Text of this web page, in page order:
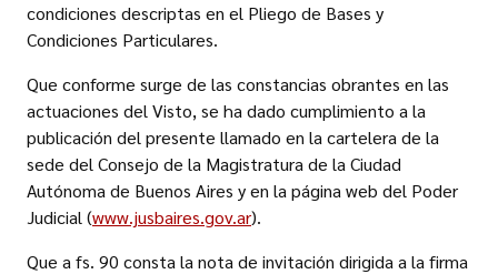
condiciones descriptas en el Pliego de Bases y
Condiciones Particulares.
Que conforme surge de las constancias obrantes en las
actuaciones del Visto, se ha dado cumplimiento a la
publicación del presente llamado en la cartelera de la
sede del Consejo de la Magistratura de la Ciudad
Autónoma de Buenos Aires y en la página web del Poder
Judicial (www.jusbaires.gov.ar).
Que a fs. 90 consta la nota de invitación dirigida a la firma